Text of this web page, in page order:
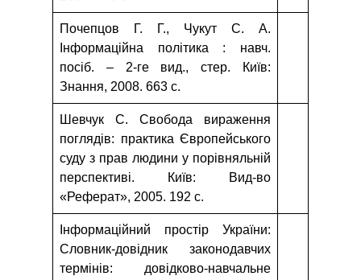
Почепцов Г. Г., Чукут С. А.
Інформаційна політика : навч.
посіб. – 2-ге вид., стер. Київ:
Знання, 2008. 663 с.
Шевчук С. Свобода вираження
поглядів: практика Європейського
суду з прав людини у порівняльній
перспективі. Київ: Вид-во
«Реферат», 2005. 192 с.
Інформаційний простір України:
Словник-довідник законодавчих
термінів: довідково-навчальне